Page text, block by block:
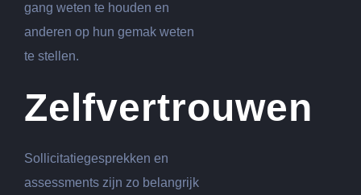
gang weten te houden en
anderen op hun gemak weten
te stellen.
Zelfvertrouwen
Sollicitatiegesprekken en
assessments zijn zo belangrijk